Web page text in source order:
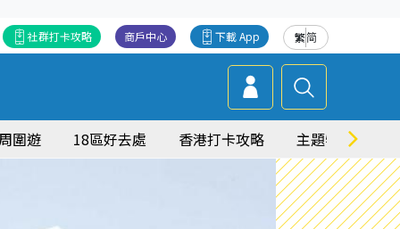
繁简
下載 App
商戶中心
社群打卡攻略
圍遊 18區好去處 香港打卡攻略 主題特集